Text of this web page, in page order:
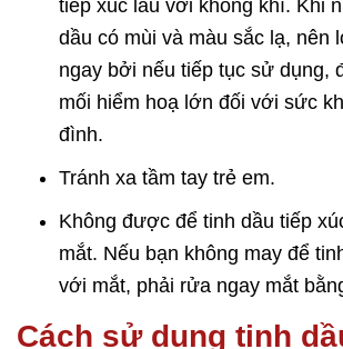
tiếp xúc lâu với không khí. Khi
dầu có mùi và màu sắc lạ, nên
ngay bởi nếu tiếp tục sử dụng,
mối hiểm hoạ lớn đối với sức
đình.
Tránh xa tầm tay trẻ em.
Không được để tinh dầu tiếp
mắt. Nếu bạn không may để
với mắt, phải rửa ngay mắt
Cách sử dụng tinh